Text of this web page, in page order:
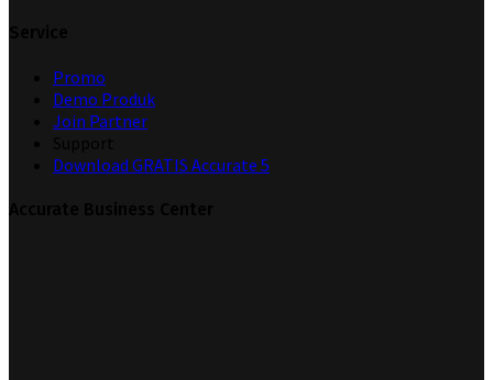
Promo
Demo Produk
Join Partner
Download GRATIS Accurate 5